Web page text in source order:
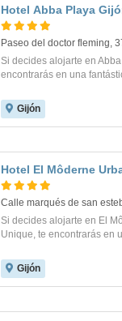
Hotel Abba Playa
Paseo del doctor fleming,
Si decides alojarte en
encontrarás en una
Gijón
Hotel
Calle marqués de san
Si decides alojarte en El
Unique, te encontrarás en
Gijón